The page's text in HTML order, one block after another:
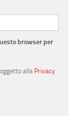
browser per
alla Privacy